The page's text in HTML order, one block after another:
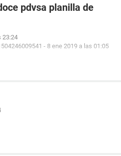
pdvsa planilla de
23:24
- 8 ene 2019 a las 01:05